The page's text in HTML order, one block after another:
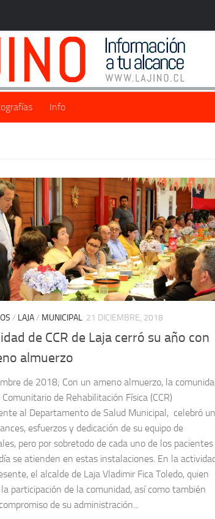
Info
/ LAJA/ MUNICIPAL 21 DICIEMBRE, 2018
de CCR de Laja cerró su año con
almuerzo
de 2018; Con un ameno almuerzo, la
de Rehabilitación Física (CCR)
al Departamento de Salud Municipal, celebró un
esfuerzos y dedicación de su equipo de
pero por sobretodo de cada uno de los pacientes
se atienden en estas instalaciones. En la
el alcalde de Laja Vladimir Fica Toledo, quien
participación de la comunidad, así como también
de su administración...